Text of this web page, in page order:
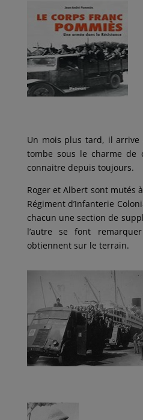
Un mois plus tard, il arrive
tombe sous le charme de
connaitre depuis toujours.
Roger et Albert sont mutés
Régiment d’Infanterie
chacun une section de
l’autre se font
obtiennent sur le terrain.